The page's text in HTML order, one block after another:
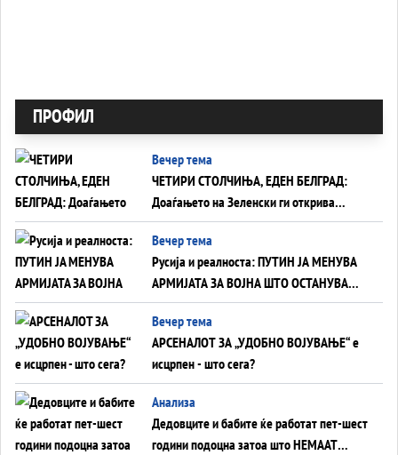
ПРОФИЛ
Вечер тема
ЧЕТИРИ СТОЛЧИЊА, ЕДЕН БЕЛГРАД:
Доаѓањето на Зеленски ги открива
тајните на политиката на балансирање
на Вучиќ
Вечер тема
Русија и реалноста: ПУТИН ЈА МЕНУВА
АРМИЈАТА ЗА ВОЈНА ШТО ОСТАНУВА
БЕЗ ФРОНТ
Вечер тема
АРСЕНАЛОТ ЗА „УДОБНО ВОЈУВАЊЕ“ е
исцрпен - што сега?
Анализа
Дедовците и бабите ќе работат пет-шест
години подоцна затоа што НЕМААТ